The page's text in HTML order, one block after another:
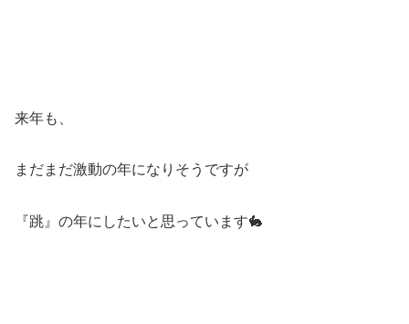
来年も、
まだまだ激動の年になりそうですが
『跳』の年にしたいと思っています🐇